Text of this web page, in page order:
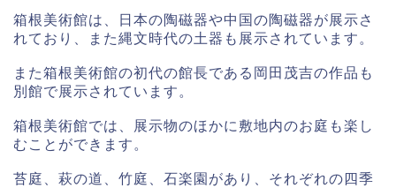
箱根美術館は、日本の陶磁器や中国の陶磁器が展示さ
れており、また縄文時代の土器も展示されています。
また箱根美術館の初代の館長である岡田茂吉の作品も
別館で展示されています。
箱根美術館では、展示物のほかに敷地内のお庭も楽し
むことができます。
苔庭、萩の道、竹庭、石楽園があり、それぞれの四季